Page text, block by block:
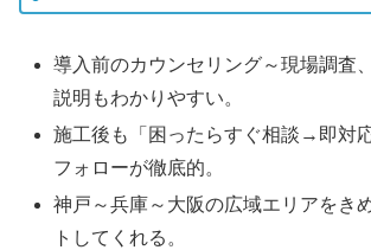
導入前のカウンセリング～現場調査
説明もわかりやすい。
施工後も「困ったらすぐ相談→即対
フォローが徹底的。
神戸～兵庫～大阪の広域エリアをき
トしてくれる。